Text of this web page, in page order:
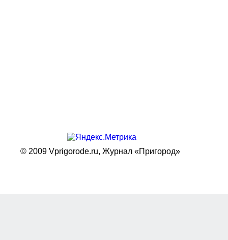
© 2009 Vprigorode.ru, Журнал «Пригород»